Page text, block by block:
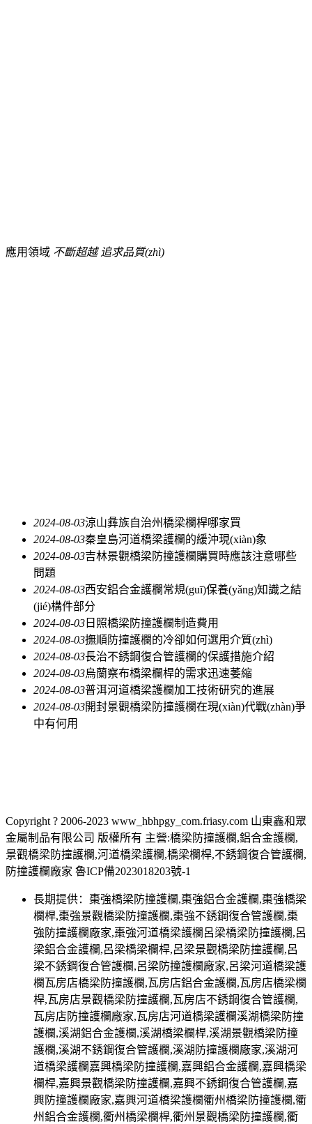
應用領域 不斷超越 追求品質(zhì)
2024-08-03涼山彝族自治州橋梁欄桿哪家買
2024-08-03秦皇島河道橋梁護欄的緩沖現(xiàn)象
2024-08-03吉林景觀橋梁防撞護欄購買時應該注意哪些
問題
2024-08-03西安鋁合金護欄常規(guī)保養(yǎng)知識之結
(jié)構件部分
2024-08-03 日照橋梁防撞護欄制造費用
2024-08-03撫順防撞護欄的冷卻如何選用介質(zhì)
2024-08-03長治不銹鋼復合管護欄的保護措施介紹
2024-08-03烏蘭察布橋梁欄桿的需求迅速萎縮
2024-08-03普洱河道橋梁護欄加工技術研究的進展
2024-08-03開封景觀橋梁防撞護欄在現(xiàn)代戰(zhàn)爭
中有何用
Copyright ? 2006-2023 www_hbhpgy_com.friasy.com 山東鑫和眾
金屬制品有限公司 版權所有 主營:橋梁防撞護欄,鋁合金護欄,
景觀橋梁防撞護欄,河道橋梁護欄,橋梁欄桿,不銹鋼復合管護欄,
防撞護欄廠家 魯ICP備2023018203號-1
長期提供：棗強橋梁防撞護欄,棗強鋁合金護欄,棗強橋梁
欄桿,棗強景觀橋梁防撞護欄,棗強不銹鋼復合管護欄,棗
強防撞護欄廠家,棗強河道橋梁護欄呂梁橋梁防撞護欄,呂
梁鋁合金護欄,呂梁橋梁欄桿,呂梁景觀橋梁防撞護欄,呂
梁不銹鋼復合管護欄,呂梁防撞護欄廠家,呂梁河道橋梁護
欄瓦房店橋梁防撞護欄,瓦房店鋁合金護欄,瓦房店橋梁欄
桿,瓦房店景觀橋梁防撞護欄,瓦房店不銹鋼復合管護欄,
瓦房店防撞護欄廠家,瓦房店河道橋梁護欄溪湖橋梁防撞
護欄,溪湖鋁合金護欄,溪湖橋梁欄桿,溪湖景觀橋梁防撞
護欄,溪湖不銹鋼復合管護欄,溪湖防撞護欄廠家,溪湖河
道橋梁護欄嘉興橋梁防撞護欄,嘉興鋁合金護欄,嘉興橋梁
欄桿,嘉興景觀橋梁防撞護欄,嘉興不銹鋼復合管護欄,嘉
興防撞護欄廠家,嘉興河道橋梁護欄衢州橋梁防撞護欄,衢
州鋁合金護欄,衢州橋梁欄桿,衢州景觀橋梁防撞護欄,衢